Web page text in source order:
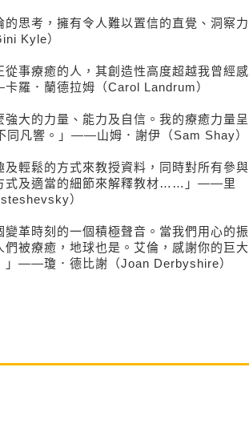
思考，擁有令人難以置信的直覺、洞察力
Kyle）
事療癒的人，其創造性高度超越我曾經感
羅．蘭德拉姆（Carol Landrum）
的力量、能力及自信。我的療癒力量呈
同凡響。」——山姆．謝伊（Sam Shay）
輕鬆的方式來教授資料，同時對所有參與
式及適當的細節來解釋教材……」——里
）
革時刻的一個積極聲音。當我們用心的振
被療癒，地球也是。艾倫，感謝你的巨大
」——瓊．德比謝（Joan Derbyshire）